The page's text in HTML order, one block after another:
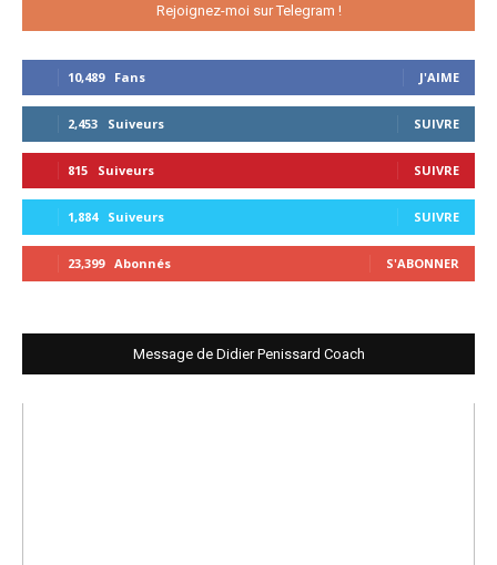
Rejoignez-moi sur Telegram !
10,489 Fans J'AIME
2,453 Suiveurs SUIVRE
815 Suiveurs SUIVRE
1,884 Suiveurs SUIVRE
23,399 Abonnés S'ABONNER
Message de Didier Penissard Coach